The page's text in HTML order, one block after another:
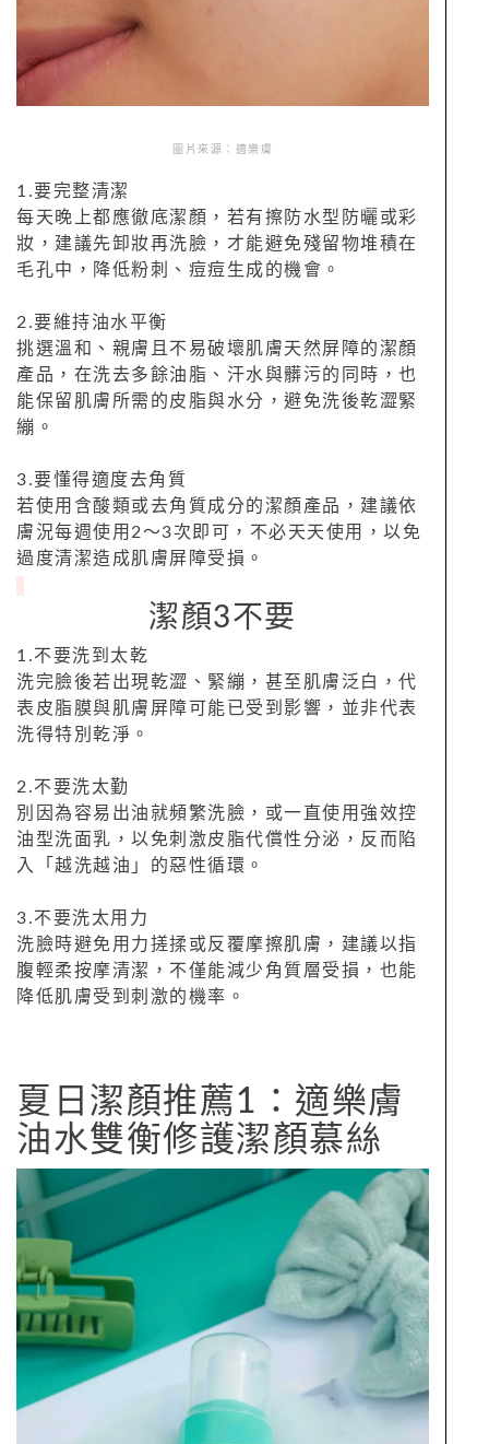
圖片來源：適樂膚
1.要完整清潔
每天晚上都應徹底潔顏，若有擦防水型防曬或彩
妝，建議先卸妝再洗臉，才能避免殘留物堆積在
毛孔中，降低粉刺、痘痘生成的機會。
2.要維持油水平衡
挑選溫和、親膚且不易破壞肌膚天然屏障的潔顏
產品，在洗去多餘油脂、汗水與髒污的同時，也
能保留肌膚所需的皮脂與水分，避免洗後乾澀緊
繃。
3.要懂得適度去角質
若使用含酸類或去角質成分的潔顏產品，建議依
膚況每週使用2～3次即可，不必天天使用，以免
過度清潔造成肌膚屏障受損。
潔顏3不要
1.不要洗到太乾
洗完臉後若出現乾澀、緊繃，甚至肌膚泛白，代
表皮脂膜與肌膚屏障可能已受到影響，並非代表
洗得特別乾淨。
2.不要洗太勤
別因為容易出油就頻繁洗臉，或一直使用強效控
油型洗面乳，以免刺激皮脂代償性分泌，反而陷
入「越洗越油」的惡性循環。
3.不要洗太用力
洗臉時避免用力搓揉或反覆摩擦肌膚，建議以指
腹輕柔按摩清潔，不僅能減少角質層受損，也能
降低肌膚受到刺激的機率。
夏日潔顏推薦1：適樂膚
油水雙衡修護潔顏慕絲